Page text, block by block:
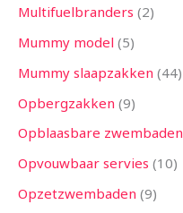
Multifuelbranders 2
Mummy model 5
Mummy slaapzakken 44
Opbergzakken 9
Opblaasbare zwembaden
Opvouwbaar servies 10
Opzetzwembaden 9